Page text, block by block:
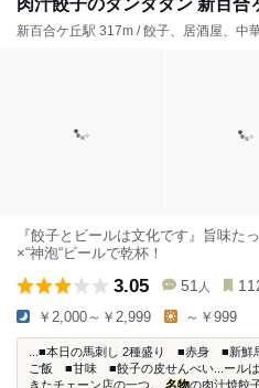
肉汁餃子のダンダダン 新百合
新百合ケ丘駅 317m / 餃子、居酒屋、中
『餃子とビールは文化です』旨味た
×“神泡“ビールで乾杯！
3.05 51 人
￥2,000～￥2,999 ～￥999
...■本日の馬刺し 2種盛り ■赤身 ■新
ご飯 ■甘味 ■餃子の皮せんべい...ールは
きたチェーン店の一つ。 名物の肉汁焼餃